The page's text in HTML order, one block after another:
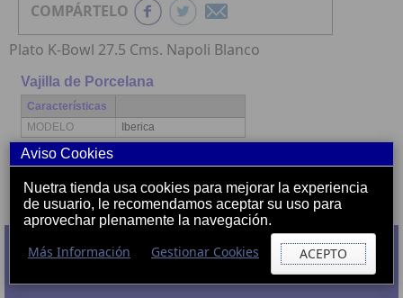
COMPÁRTELO
Plato K-Bowl 27.5 Cms. Napoli Blanco
Vajilla de Porcelana
Características
MODELO
Iberica
Productos que has visto
ATENCIÓN AL CLIENTE
Aviso Cookies
Nuetra tienda usa cookies para mejorar la experiencia
de usuario, le recomendamos aceptar su uso para
aprovechar plenamente la navegación.
Más Información Gestionar Cookies ACEPTO